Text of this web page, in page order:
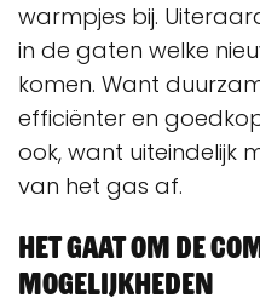
warmpjes bij.
in de gaten welke
komen. Want
efficiënter en
ook, want uiteindelijk
van het gas af.
Het gaat om de
mogelijkheden